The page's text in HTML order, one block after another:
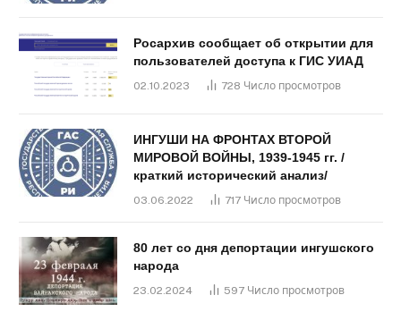
Росархив сообщает об открытии для
пользователей доступа к ГИС УИАД
02.10.2023 728 Число просмотров
ИНГУШИ НА ФРОНТАХ ВТОРОЙ
МИРОВОЙ ВОЙНЫ, 1939-1945 гг. /
краткий исторический анализ/
03.06.2022 717 Число просмотров
80 лет со дня депортации ингушского
народа
23.02.2024 597 Число просмотров